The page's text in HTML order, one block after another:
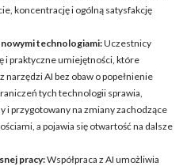
koncentrację i ogólną satysfakcję
nowymi technologiami:Uczestnicy
i praktyczne umiejętności, które
AI bez obaw o popełnienie
tych technologii sprawia,
i przygotowany na zmiany zachodzące
a pojawia się otwartość na dalsze
pracy:Współpraca z AI umożliwia